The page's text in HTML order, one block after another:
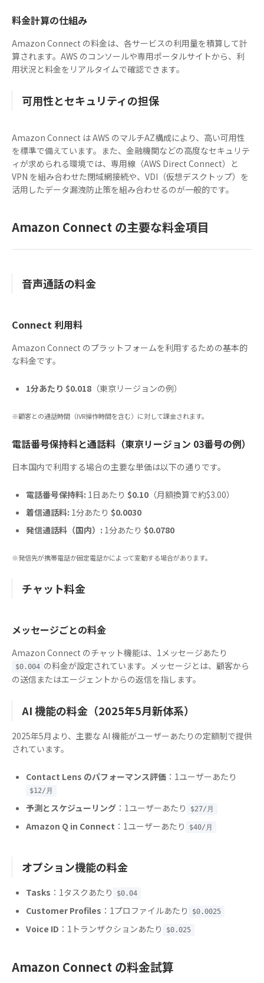
料金計算の仕組み
Amazon Connect の料金は、各サービスの利用量を積算して計
算されます。AWS のコンソールや専用ポータルサイトから、利
用状況と料金をリアルタイムで確認できます。
可用性とセキュリティの担保
Amazon Connect は AWS のマルチAZ構成により、高い可用性
を標準で備えています。また、金融機関などの高度なセキュリテ
ィが求められる環境では、専用線（AWS Direct Connect）と
VPN を組み合わせた閉域網接続や、VDI（仮想デスクトップ）を
活用したデータ漏洩防止策を組み合わせるのが一般的です。
Amazon Connect の主要な料金項目
音声通話の料金
Connect 利用料
Amazon Connect のプラットフォームを利用するための基本的
な料金です。
1分あたり $0.018 （東京リージョンの例）
※顧客との通話時間（IVR操作時間を含む）に対して課金されます。
電話番号保持料と通話料（東京リージョン 03番号の例）
日本国内で利用する場合の主要な単価は以下の通りです。
電話番号保持料: 1日あたり $0.10 （月額換算で約$3.00）
着信通話料: 1分あたり $0.0030
発信通話料（国内）: 1分あたり $0.0780
※発信先が携帯電話か固定電話かによって変動する場合があります。
チャット料金
メッセージごとの料金
Amazon Connect のチャット機能は、1メッセージあたり
$0.004 の料金が設定されています。メッセージとは、顧客から
の送信またはエージェントからの返信を指します。
AI 機能の料金（2025年5月新体系）
2025年5月より、主要な AI 機能がユーザーあたりの定額制で提供
されています。
Contact Lens のパフォーマンス評価 ：1ユーザーあたり
$12/月
予測とスケジューリング ：1ユーザーあたり $27/月
Amazon Q in Connect ：1ユーザーあたり $40/月
オプション機能の料金
Tasks ：1タスクあたり $0.04
Customer Profiles ：1プロファイルあたり $0.0025
Voice ID ：1トランザクションあたり $0.025
Amazon Connect の料金試算